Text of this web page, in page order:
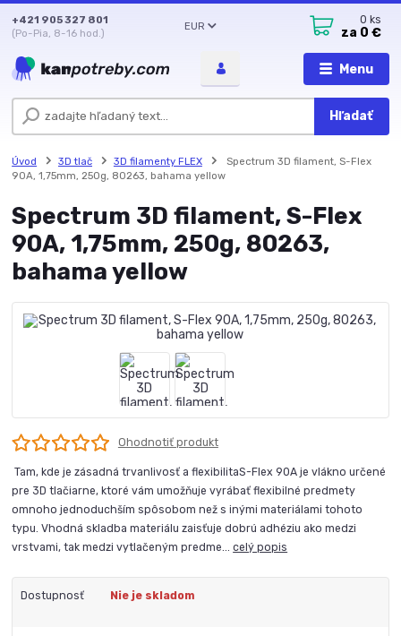
Menu
EUR
Hľadať
+421 905 327 801
(Po-Pia, 8-16 hod.)
0 ks
za 0 €
Úvod 3D tlač 3D filamenty FLEX
Spectrum 3D filament, S-Flex
90A, 1,75mm, 250g, 80263, bahama yellow
Spectrum 3D filament, S-Flex
90A, 1,75mm, 250g, 80263,
bahama yellow
Ohodnotiť produkt
Tam, kde je zásadná trvanlivosť a flexibilitaS-Flex 90A je vlákno určené
pre 3D tlačiarne, ktoré vám umožňuje vyrábať flexibilné predmety
omnoho jednoduchším spôsobom než s inými materiálami tohoto
typu. Vhodná skladba materiálu zaisťuje dobrú adhéziu ako medzi
vrstvami, tak medzi vytlačeným predme...celý popis
Dostupnosť Nie je skladom